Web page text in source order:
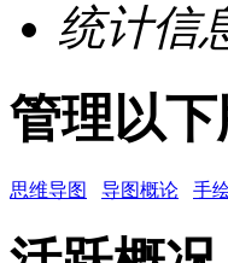
统计信
管理以
思维导图 导图概论 手